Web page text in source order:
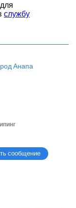
службу
Анапа
сообщение